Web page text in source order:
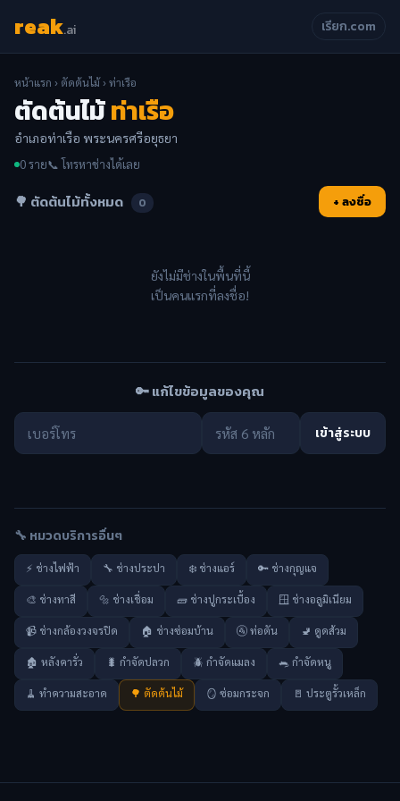
reak.ai เรียก.com
หน้าแรก › ตัดต้นไม้› ท่าเรือ
ตัดต้นไม้ท่าเรือ
อำเภอท่าเรือ พระนครศรีอยุธยา
0 ราย📞 โทรหาช่างได้เลย
🌳 ตัดต้นไม้ทั้งหมด 0 + ลงชื่อ
ยังไม่มีช่างในพื้นที่นี้
เป็นคนแรกที่ลงชื่อ!
🔑 แก้ไขข้อมูลของคุณ
เข้าสู่ระบบ
🔧 หมวดบริการอื่นๆ
⚡ ช่างไฟฟ้า 🔧 ช่างประปา ❄️ ช่างแอร์ 🔑 ช่างกุญแจ
🎨 ช่างทาสี 🔩 ช่างเชื่อม 🧱 ช่างปูกระเบื้อง 🪟 ช่างอลูมิเนียม
📹 ช่างกล้องวงจรปิด 🏠 ช่างซ่อมบ้าน 🚰 ท่อตัน 🚽 ดูดส้วม
🏚️ หลังคารั่ว 🐛 กำจัดปลวก 🪲 กำจัดแมลง 🐀 กำจัดหนู
🧹 ทำความสะอาด 🌳 ตัดต้นไม้ 🪞 ซ่อมกระจก 🚪 ประตูรั้วเหล็ก